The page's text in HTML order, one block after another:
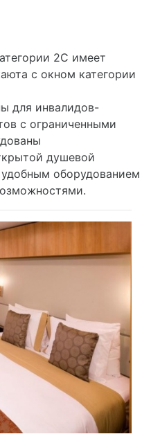
110/220AC
2C имеет
с окном категории
для инвалидов-
с ограниченными
душевой
оборудованием